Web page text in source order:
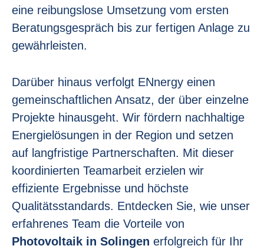
eine reibungslose Umsetzung vom ersten
Beratungsgespräch bis zur fertigen Anlage zu
gewährleisten.
Darüber hinaus verfolgt ENnergy einen
gemeinschaftlichen Ansatz, der über einzelne
Projekte hinausgeht. Wir fördern nachhaltige
Energielösungen in der Region und setzen
auf langfristige Partnerschaften. Mit dieser
koordinierten Teamarbeit erzielen wir
effiziente Ergebnisse und höchste
Qualitätsstandards. Entdecken Sie, wie unser
erfahrenes Team die Vorteile von
Photovoltaik in Solingen erfolgreich für Ihr